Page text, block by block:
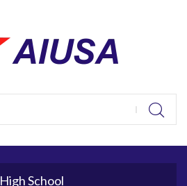
High School